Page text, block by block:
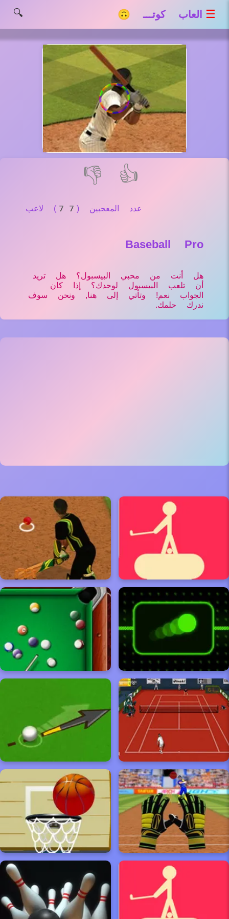
☰ العاب كوتـــ 🙃 🔍
👍
👎
عدد المعجبين (77) لاعب
Baseball Pro
هل أنت من محبي البيسبول؟ هل تريد
أن تلعب البيسبول لوحدك؟ إذا كان
الجواب نعم! وتأتي إلى هنا, ونحن سوف
ندرك حلمك.